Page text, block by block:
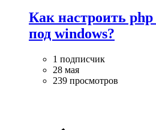
Как настроить
под windows?
1 подписчик
28 мая
239 просмотров